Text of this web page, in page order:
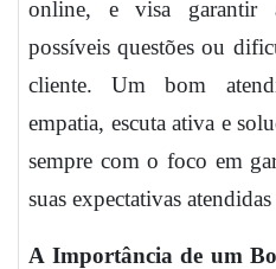
online, e visa garantir
possíveis questões ou
cliente. Um bom
empatia, escuta ativa e
sempre com o foco em
suas expectativas
A Importância de um